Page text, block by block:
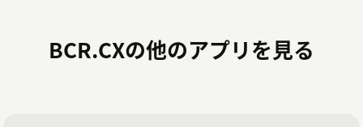
BCR.CXの他のアプリを見る